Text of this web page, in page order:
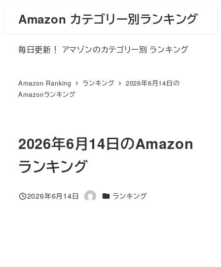
Amazon カテゴリー別ランキング
毎日更新！ アマゾンのカテゴリー別 ランキング
Amazon Ranking ランキング
2026年6月14日の
Amazonランキング
2026年6月14日のAmazon
ランキング
投稿日
2026年6月14日
著
カテゴリー
ランキング